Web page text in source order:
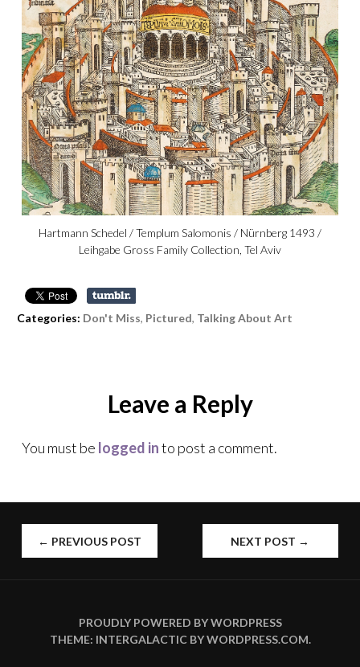
Hartmann Schedel / Templum Salomonis / Nürnberg 1493 /
Leihgabe Gross Family Collection, Tel Aviv
Categories: Don't Miss, Pictured, Talking About Art
Leave a Reply
You must be logged into post a comment.
POST
← PREVIOUS POST NEXT POST →
PROUDLY POWERED BY WORDPRESS
THEME: INTERGALACTIC BYWORDPRESS.COM.